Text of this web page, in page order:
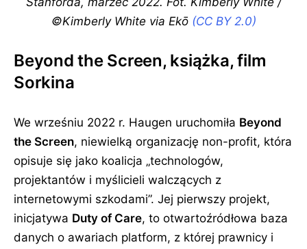
©Kimberly White via Ekō (CC BY 2.0)
Beyond the Screen, książka, film
Sorkina
We wrześniu 2022 r. Haugen uruchomiła Beyond
the Screen, niewielką organizację non-profit, która
opisuje się jako koalicja technologów,
projektantów i myślicieli walczących z
internetowymi szkodami . Jej pierwszy projekt,
inicjatywa Duty of Care, to otwartoźródłowa baza
danych o awariach platform, z której prawnicy i